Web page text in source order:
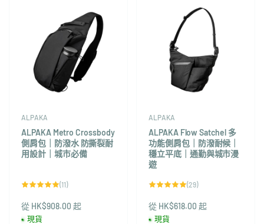
ALPAKA
ALPAKA Metro Crossbody
側肩包｜防潑水 防撕裂耐
用設計｜城市必備
(11)11
總
次
從 HK$908.00 起
現貨
ALPAKA
ALPAKA Flow Satchel 多
功能側肩包｜防潑耐候｜
穩立平底｜通勤與城市漫
遊
(29)29
總
次
從 HK$618.00 起
現貨